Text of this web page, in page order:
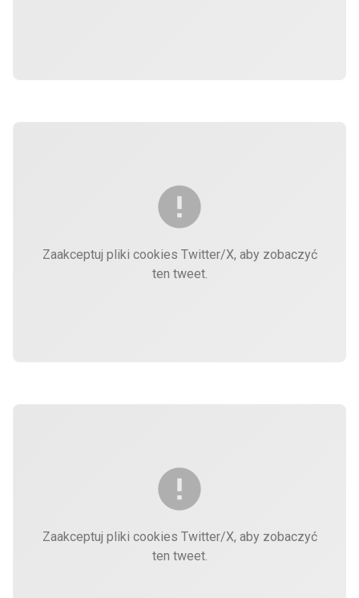
Zaakceptuj pliki cookies Twitter/X, aby zobaczyć
ten tweet.
Zaakceptuj pliki cookies Twitter/X, aby zobaczyć
ten tweet.